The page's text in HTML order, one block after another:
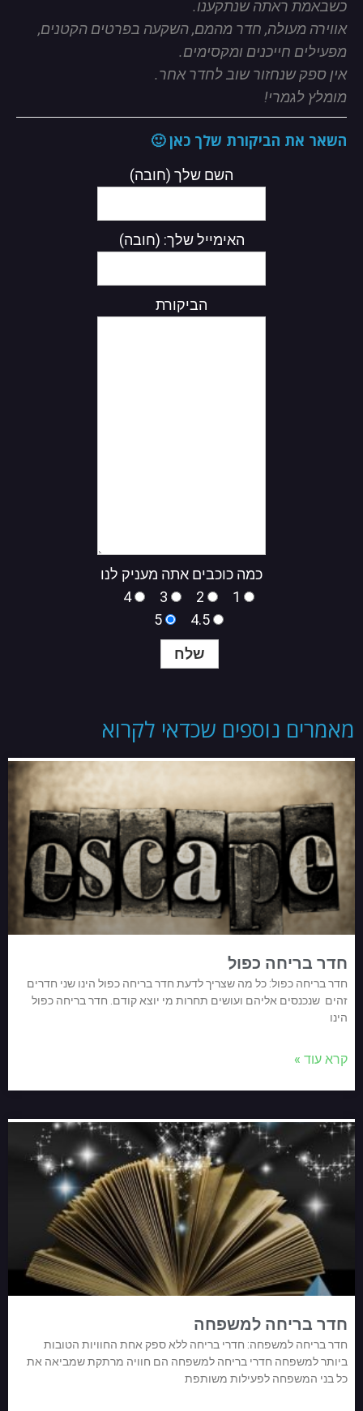
כשבאמת ראתה שנתקענו.
אווירה מעולה, חדר מהמם, השקעה בפרטים הקטנים,
מפעילים חייכנים ומקסימים.
אין ספק שנחזור שוב לחדר אחר.
מומלץ לגמרי!
השאר את הביקורת שלך כאן 🙂
השם שלך (חובה)
האימייל שלך: (חובה)
הביקורת
כמה כוכבים אתה מעניק לנו
1
2
3
4
4.5
5
מאמרים נוספים שכדאי לקרוא
חדר בריחה כפול
חדר בריחה כפול: כל מה שצריך לדעת חדר בריחה כפול הינו שני חדרים
זהים שנכנסים אליהם ועושים תחרות מי יוצא קודם. חדר בריחה כפול
הינו
קרא עוד »
חדר בריחה למשפחה
חדר בריחה למשפחה: חדרי בריחה ללא ספק אחת החוויות הטובות
ביותר למשפחה חדרי בריחה למשפחה הם חוויה מרתקת שמביאה את
כל בני המשפחה לפעילות משותפת